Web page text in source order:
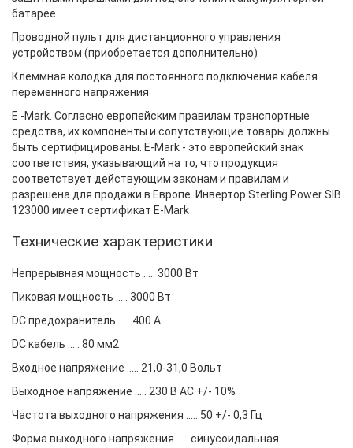
батарее
Проводной пульт для дистанционного управления
устройством (приобретается дополнительно)
Клеммная колодка для постоянного подключения кабеля
переменного напряжения
E -Mark. Согласно европейским правилам транспортные
средства, их компоненты и сопутствующие товары должны
быть сертифицированы. E-Mark - это европейский знак
соответствия, указывающий на то, что продукция
соответствует действующим законам и правилам и
разрешена для продажи в Европе. Инвертор Sterling Power SIB
123000 имеет сертификат E-Mark
Технические характеристики
Непрерывная мощность ..... 3000 Вт
Пиковая мощность ..... 3000 Вт
DC предохранитель ..... 400 А
DC кабель ..... 80 мм2
Входное напряжение ..... 21,0-31,0 Вольт
Выходное напряжение ..... 230 В AC +/- 10%
Частота выходного напряжения ..... 50 +/- 0,3 Гц
Форма выходного напряжения ..... синусоидальная